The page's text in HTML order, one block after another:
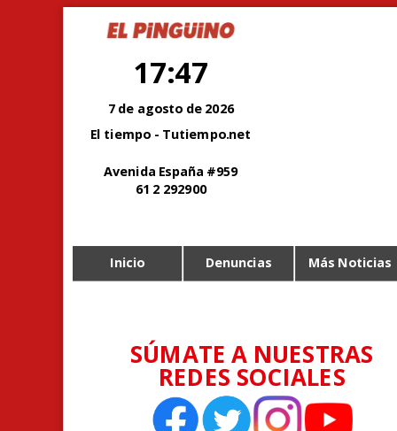
17:47
7 de agosto de 2026
El tiempo - Tutiempo.net
Avenida España #959
61 2 292900
Inicio Denuncias Más Noticias
SÚMATE A NUESTRAS
REDES SOCIALES